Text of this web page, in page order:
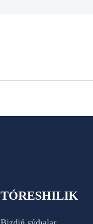
TÓRESHILIK